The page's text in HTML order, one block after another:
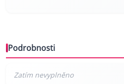
Podrobnosti